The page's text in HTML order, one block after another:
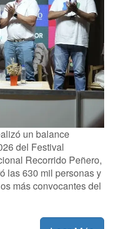
un balance
del Festival
Recorrido Peñero,
las 630 mil personas y
más convocantes del